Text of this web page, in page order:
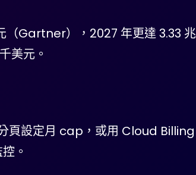
（Gartner），2027 年更達 3.33
美元。
設定月 cap，或用 Cloud
。